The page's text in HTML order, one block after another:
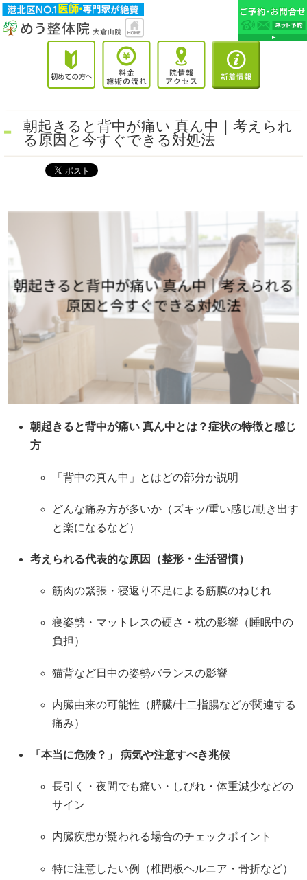
朝起きると背中が痛い 真ん中｜考えられ
る原因と今すぐできる対処法
朝起きると背中が痛い 真ん中とは？症状の特徴と感じ
方
「背中の真ん中」とはどの部分か説明
どんな痛み方が多いか（ズキッ/重い感じ/動き出す
と楽になるなど）
考えられる代表的な原因（整形・生活習慣）
筋肉の緊張・寝返り不足による筋膜のねじれ
寝姿勢・マットレスの硬さ・枕の影響（睡眠中の
負担）
猫背など日中の姿勢バランスの影響
内臓由来の可能性（膵臓/十二指腸などが関連する
痛み）
「本当に危険？」 病気や注意すべき兆候
長引く・夜間でも痛い・しびれ・体重減少などの
サイン
内臓疾患が疑われる場合のチェックポイント
特に注意したい例（椎間板ヘルニア・骨折など）